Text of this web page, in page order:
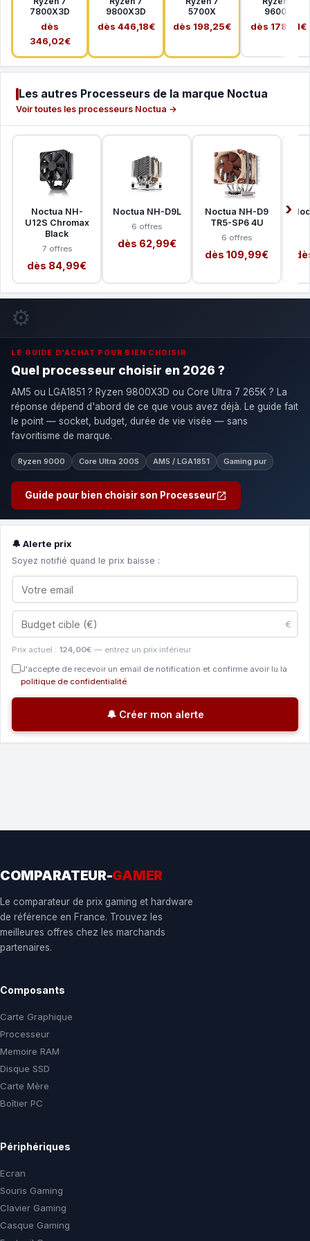
7800X3D
dès
346,02€
9800X3D
dès 446,18€
5700X
dès 198,25€
9600X
dès 178,41€
Les autres Processeurs de la marque Noctua
Voir toutes les processeurs Noctua →
Noctua NH-
U12S Chromax
Black
7 offres
dès 84,99€
Noctua NH-D9L
6 offres
dès 62,99€
Noctua NH-D9
TR5-SP6 4U
6 offres
dès 109,99€
⚙️
LE GUIDE D'ACHAT POUR BIEN CHOISIR
Quel processeur choisir en 2026 ?
AM5 ou LGA1851 ? Ryzen 9800X3D ou Core Ultra 7 265K ? La
réponse dépend d'abord de ce que vous avez déjà. Le guide fait
le point — socket, budget, durée de vie visée — sans
favoritisme de marque.
Ryzen 9000 Core Ultra 200S AM5 / LGA1851 Gaming pur
Guide pour bien choisir son Processeur
🔔 Alerte prix
Soyez notifié quand le prix baisse :
€
Prix actuel : 124,00€ — entrez un prix inférieur
J'accepte de recevoir un email de notification et confirme avoir lu la
politique de confidentialité.
🔔 Créer mon alerte
COMPARATEUR-GAMER
Le comparateur de prix gaming et hardware
de référence en France. Trouvez les
meilleures offres chez les marchands
partenaires.
Composants
Carte Graphique
Processeur
Memoire RAM
Disque SSD
Carte Mère
Boîtier PC
Périphériques
Ecran
Souris Gaming
Clavier Gaming
Casque Gaming